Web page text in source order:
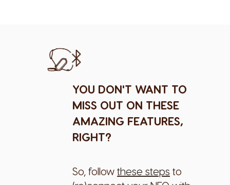
YOU DON'T WANT TO
MISS OUT ON THESE
AMAZING FEATURES,
RIGHT?
So, follow these steps to